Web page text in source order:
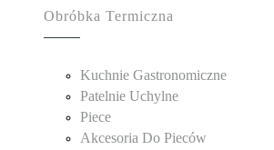
Obróbka Termiczna
Kuchnie Gastronomiczne
Patelnie Uchylne
Piece
Akcesoria Do Pieców